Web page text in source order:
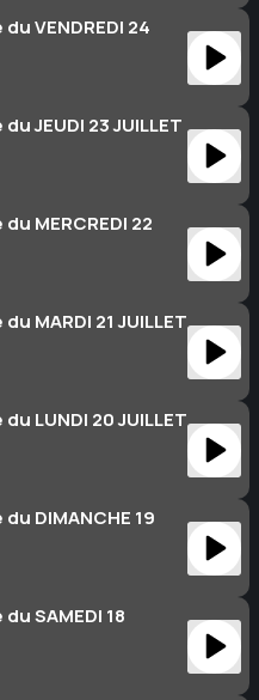
VENDREDI 24
JEUDI 23 JUILLET
MERCREDI 22
MARDI 21 JUILLET
LUNDI 20 JUILLET
DIMANCHE 19
SAMEDI 18